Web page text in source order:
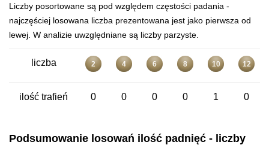
Liczby posortowane są pod względem częstości padania -
najczęściej losowana liczba prezentowana jest jako pierwsza od
lewej. W analizie uwzględniane są liczby parzyste.
liczba 2 4 6 8 10 12
ilość trafień 0 0 0 0 1 0
Podsumowanie losowań ilość padnięć - liczby